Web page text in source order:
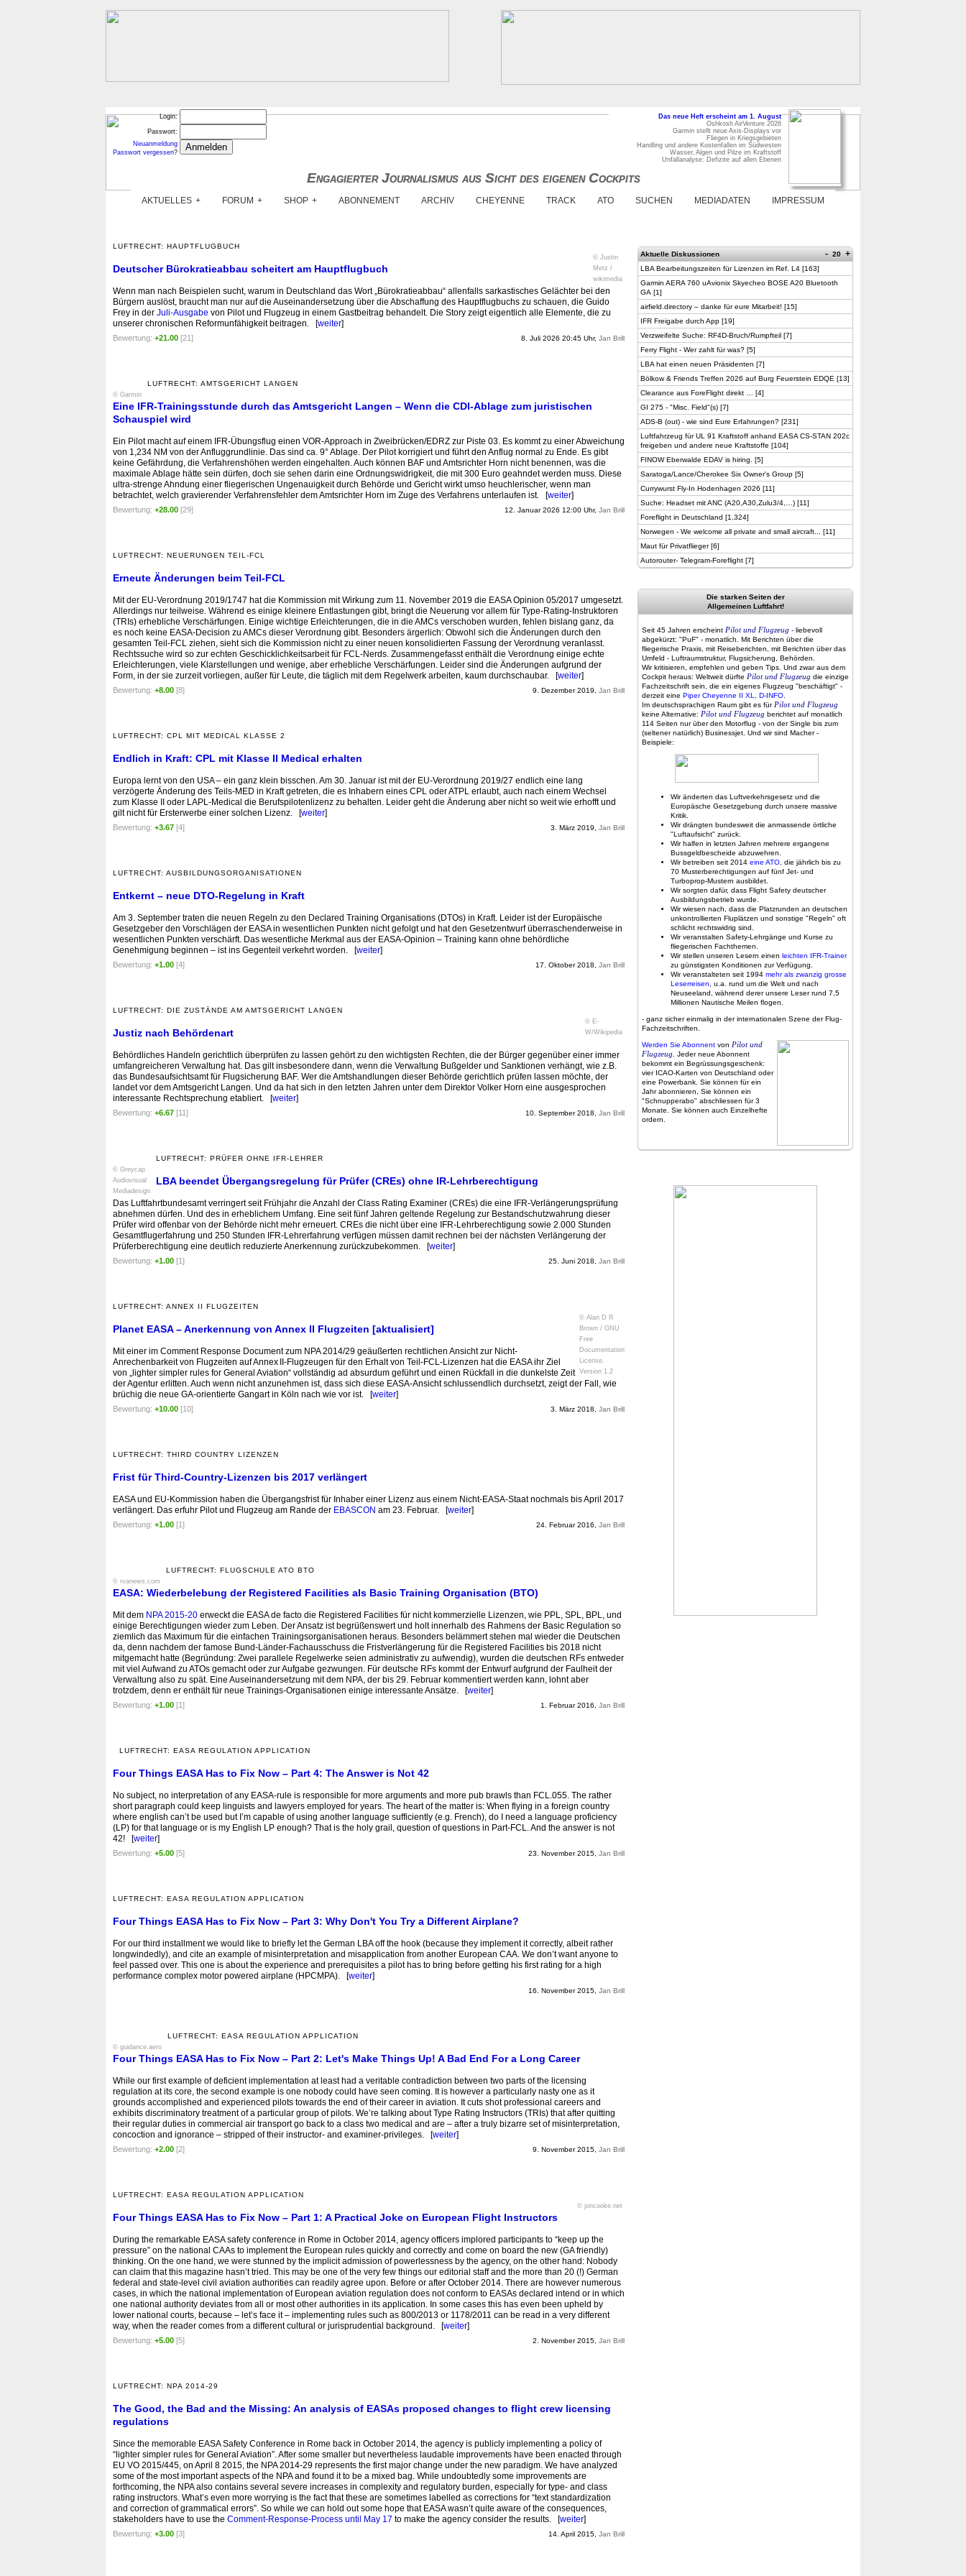
Login:
Passwort:
Neuanmeldung
Passwort vergessen?
Das neue Heft erscheint am 1. August
Oshkosh AirVenture 2026
Garmin stellt neue Axis-Displays vor
Fliegen in Kriegsgebieten
Handling und andere Kostenfallen im Südwesten
Wasser, Algen und Pilze im Kraftstoff
Unfallanalyse: Defizite auf allen Ebenen
Engagierter Journalismus aus Sicht des eigenen Cockpits
Engagierter Journalismus aus Sicht des eigenen Cockpits
AKTUELLES FORUM SHOP ABONNEMENT ARCHIV CHEYENNE TRACK ATO SUCHEN MEDIADATEN IMPRESSUM
© Justin
Metz /
wikimedia
LUFTRECHT: HAUPTFLUGBUCH
Deutscher Bürokratieabbau scheitert am Hauptflugbuch
Wenn man nach Beispielen sucht, warum in Deutschland das Wort „Bürokratie­abbau“ allenfalls sarkastisches Gelächter bei den
Bürgern auslöst, braucht man nur auf die Auseinandersetzung über die Abschaffung des Hauptflugbuchs zu schauen, die Guido
Frey in der Juli-Ausgabe von Pilot und Flugzeug in einem Gastbeitrag behandelt. Die Story zeigt eigentlich alle Elemente, die zu
unserer chronischen Reformunfähigkeit beitragen. [weiter]
Bewertung: +21.00 [21] 8. Juli 2026 20:45 Uhr, Jan Brill
© Garmin
LUFTRECHT: AMTSGERICHT LANGEN
Eine IFR-Trainingsstunde durch das Amtsgericht Langen – Wenn die CDI-Ablage zum juristischen
Schauspiel wird
Ein Pilot macht auf einem IFR-Übungsflug einen VOR-Approach in Zweibrücken/EDRZ zur Piste 03. Es kommt zu einer Abweichung
von 1,234 NM von der Anfluggrundlinie. Das sind ca. 9° Ablage. Der Pilot korrigiert und führt den Anflug normal zu Ende. Es gibt
keine Gefährdung, die Verfahrenshöhen werden eingehalten. Auch können BAF und Amtsrichter Horn nicht benennen, was die
maximale Ablage hätte sein dürfen, doch sie sehen darin eine Ordnungs­widrigkeit, die mit 300 Euro geahndet werden muss. Diese
ultra-strenge Ahndung einer fliegerischen Ungenauigkeit durch Behörde und Gericht wirkt umso heuchlerischer, wenn man
betrachtet, welch gravierender Verfahrensfehler dem Amtsrichter Horn im Zuge des Verfahrens unterlaufen ist. [weiter]
Bewertung: +28.00 [29] 12. Januar 2026 12:00 Uhr, Jan Brill
LUFTRECHT: NEUERUNGEN TEIL-FCL
Erneute Änderungen beim Teil-FCL
Mit der EU-Verordnung 2019/1747 hat die Kommission mit Wirkung zum 11. November 2019 die EASA Opinion 05/2017 umgesetzt.
Allerdings nur teilweise. Während es einige kleinere Entlastungen gibt, bringt die Neuerung vor allem für Type-Rating-Instruktoren
(TRIs) erhebliche Verschärfungen. Einige wichtige Erleichterungen, die in die AMCs verschoben wurden, fehlen bislang ganz, da
es noch keine EASA-Decision zu AMCs dieser Verordnung gibt. Besonders ärgerlich: Obwohl sich die Änderungen durch den
gesamten Teil-FCL ziehen, sieht sich die Kommission nicht zu einer neuen konsolidierten Fassung der Verordnung veranlasst.
Rechtssuche wird so zur echten Geschicklichkeitsarbeit für FCL-Nerds. Zusammengefasst enthält die Verordnung einige echte
Erleichterungen, viele Klarstellungen und wenige, aber erhebliche Verschärfungen. Leider sind die Änderungen aufgrund der
Form, in der sie zurzeit vorliegen, außer für Leute, die täglich mit dem Regelwerk arbeiten, kaum durchschaubar. [weiter]
Bewertung: +8.00 [8] 9. Dezember 2019, Jan Brill
LUFTRECHT: CPL MIT MEDICAL KLASSE 2
Endlich in Kraft: CPL mit Klasse II Medical erhalten
Europa lernt von den USA – ein ganz klein bisschen. Am 30. Januar ist mit der EU-Verordnung 2019/27 endlich eine lang
verzögerte Änderung des Teils-MED in Kraft getreten, die es Inhabern eines CPL oder ATPL erlaubt, auch nach einem Wechsel
zum Klasse II oder LAPL-Medical die Berufspilotenlizenz zu behalten. Leider geht die Änderung aber nicht so weit wie erhofft und
gilt nicht für Ersterwerbe einer solchen Lizenz. [weiter]
Bewertung: +3.67 [4] 3. März 2019, Jan Brill
LUFTRECHT: AUSBILDUNGSORGANISATIONEN
Entkernt – neue DTO-Regelung in Kraft
Am 3. September traten die neuen Regeln zu den Declared Training Organisations (DTOs) in Kraft. Leider ist der Europäische
Gesetzgeber den Vorschlägen der EASA in wesentlichen Punkten nicht gefolgt und hat den Gesetzentwurf überraschenderweise in
wesentlichen Punkten verschärft. Das wesentliche Merkmal aus der EASA-Opinion – Training kann ohne behördliche
Genehmigung beginnen – ist ins Gegenteil verkehrt worden. [weiter]
Bewertung: +1.00 [4] 17. Oktober 2018, Jan Brill
© E-
W/Wikipedia
LUFTRECHT: DIE ZUSTÄNDE AM AMTSGERICHT LANGEN
Justiz nach Behördenart
Behördliches Handeln gerichtlich überprüfen zu lassen gehört zu den wichtigsten Rechten, die der Bürger gegenüber einer immer
umfangreicheren Verwaltung hat. Das gilt insbesondere dann, wenn die Verwaltung Bußgelder und Sanktionen verhängt, wie z.B.
das Bundesaufsichtsamt für Flugsicherung BAF. Wer die Amtshandlungen dieser Behörde gerichtlich prüfen lassen möchte, der
landet vor dem Amtsgericht Langen. Und da hat sich in den letzten Jahren unter dem Direktor Volker Horn eine ausgesprochen
interessante Rechtsprechung etabliert. [weiter]
Bewertung: +6.67 [11] 10. September 2018, Jan Brill
© Greycap
Audiovisual
Mediadesign
LUFTRECHT: PRÜFER OHNE IFR-LEHRER
LBA beendet Übergangsregelung für Prüfer (CREs) ohne IR-Lehrberechtigung
Das Luftfahrtbundesamt verringert seit Frühjahr die Anzahl der Class Rating Examiner (CREs) die eine IFR-Verlängerungsprüfung
abnehmen dürfen. Und des in erheblichem Umfang. Eine seit fünf Jahren geltende Regelung zur Bestandschutzwahrung dieser
Prüfer wird offenbar von der Behörde nicht mehr erneuert. CREs die nicht über eine IFR-Lehrberechtigung sowie 2.000 Stunden
Gesamtflugerfahrung und 250 Stunden IFR-Lehrerfahrung verfügen müssen damit rechnen bei der nächsten Verlängerung der
Prüferberechtigung eine deutlich reduzierte Anerkennung zurückzubekommen. [weiter]
Bewertung: +1.00 [1] 25. Juni 2018, Jan Brill
© Alan D R
Brown / GNU
Free
Documentation
License,
Version 1.2
LUFTRECHT: ANNEX II FLUGZEITEN
Planet EASA – Anerkennung von Annex II Flugzeiten [aktualisiert]
Mit einer im Comment Response Document zum NPA 2014/29 geäußerten rechtlichen Ansicht zur Nicht-
Anrechenbarkeit von Flugzeiten auf Annex II-Flugzeugen für den Erhalt von Teil-FCL-Lizenzen hat die EASA ihr Ziel
von „lighter simpler rules for General Aviation“ vollständig ad absurdum geführt und einen Rückfall in die dunkelste Zeit
der Agentur erlitten. Auch wenn nicht anzunehmen ist, dass sich diese EASA-Ansicht schlussendlich durchsetzt, zeigt der Fall, wie
brüchig die neue GA-orientierte Gangart in Köln nach wie vor ist. [weiter]
Bewertung: +10.00 [10] 3. März 2018, Jan Brill
LUFTRECHT: THIRD COUNTRY LIZENZEN
Frist für Third-Country-Lizenzen bis 2017 verlängert
EASA und EU-Kommission haben die Übergangsfrist für Inhaber einer Lizenz aus einem Nicht-EASA-Staat nochmals bis April 2017
verlängert. Das erfuhr Pilot und Flugzeug am Rande der EBASCON am 23. Februar. [weiter]
Bewertung: +1.00 [1] 24. Februar 2016, Jan Brill
© rvanews.com
LUFTRECHT: FLUGSCHULE ATO BTO
EASA: Wiederbelebung der Registered Facilities als Basic Training Organisation (BTO)
Mit dem NPA 2015-20 erweckt die EASA de facto die Registered Facilities für nicht kommerzielle Lizenzen, wie PPL, SPL, BPL, und
einige Berechtigungen wieder zum Leben. Der Ansatz ist begrüßenswert und holt innerhalb des Rahmens der Basic Regulation so
ziemlich das Maximum für die einfachen Trainingsorganisationen heraus. Besonders belämmert stehen mal wieder die Deutschen
da, denn nachdem der famose Bund-Länder-Fachausschuss die Fristverlängerung für die Registered Facilities bis 2018 nicht
mitgemacht hatte (Begründung: Zwei parallele Regelwerke seien administrativ zu aufwendig), wurden die deutschen RFs entweder
mit viel Aufwand zu ATOs gemacht oder zur Aufgabe gezwungen. Für deutsche RFs kommt der Entwurf aufgrund der Faulheit der
Verwaltung also zu spät. Eine Auseinandersetzung mit dem NPA, der bis 29. Februar kommentiert werden kann, lohnt aber
trotzdem, denn er enthält für neue Trainings-Organisationen einige interessante Ansätze. [weiter]
Bewertung: +1.00 [1] 1. Februar 2016, Jan Brill
LUFTRECHT: EASA REGULATION APPLICATION
Four Things EASA Has to Fix Now – Part 4: The Answer is Not 42
No subject, no interpretation of any EASA-rule is responsible for more arguments and more pub brawls than FCL.055. The rather
short paragraph could keep linguists and lawyers employed for years. The heart of the matter is: When flying in a foreign country
where english can’t be used but I’m capable of using another language sufficiently (e.g. French), do I need a language proficiency
(LP) for that language or is my English LP enough? That is the holy grail, question of questions in Part-FCL. And the answer is not
42! [weiter]
Bewertung: +5.00 [5] 23. November 2015, Jan Brill
LUFTRECHT: EASA REGULATION APPLICATION
Four Things EASA Has to Fix Now – Part 3: Why Don't You Try a Different Airplane?
For our third installment we would like to briefly let the German LBA off the hook (because they implement it correctly, albeit rather
longwindedly), and cite an example of misinterpretation and misapplication from another European CAA. We don’t want anyone to
feel passed over. This one is about the experience and prerequisites a pilot has to bring before getting his first rating for a high
performance complex motor powered airplane (HPCMPA). [weiter]
16. November 2015, Jan Brill
© guidance.aero
LUFTRECHT: EASA REGULATION APPLICATION
Four Things EASA Has to Fix Now – Part 2: Let's Make Things Up! A Bad End For a Long Career
While our first example of deficient implementation at least had a veritable contradiction between two parts of the licensing
regulation at its core, the second example is one nobody could have seen coming. It is however a particularly nasty one as it
grounds accomplished and experienced pilots towards the end of their career in aviation. It cuts shot professional careers and
exhibits discriminatory treatment of a particular group of pilots. We’re talking about Type Rating Instructors (TRIs) that after quitting
their regular duties in commercial air transport go back to a class two medical and are – after a truly bizarre set of misinterpretation,
concoction and ignorance – stripped of their instructor- and examiner-privileges. [weiter]
Bewertung: +2.00 [2] 9. November 2015, Jan Brill
© joncooke.net
LUFTRECHT: EASA REGULATION APPLICATION
Four Things EASA Has to Fix Now – Part 1: A Practical Joke on European Flight Instructors
During the remarkable EASA safety conference in Rome in October 2014, agency officers implored participants to “keep up the
pressure” on the national CAAs to implement the European rules quickly and correctly and come on board the new (GA friendly)
thinking. On the one hand, we were stunned by the implicit admission of powerlessness by the agency, on the other hand: Nobody
can claim that this magazine hasn’t tried. This may be one of the very few things our editorial staff and the more than 20 (!) German
federal and state-level civil aviation authorities can readily agree upon. Before or after October 2014. There are however numerous
cases, in which the national implementation of European aviation regulation does not conform to EASAs declared intend or in which
one national authority deviates from all or most other authorities in its application. In some cases this has even been upheld by
lower national courts, because – let’s face it – implementing rules such as 800/2013 or 1178/2011 can be read in a very different
way, when the reader comes from a different cultural or jurisprudential background. [weiter]
Bewertung: +5.00 [5] 2. November 2015, Jan Brill
LUFTRECHT: NPA 2014-29
The Good, the Bad and the Missing: An analysis of EASAs proposed changes to flight crew licensing
regulations
Since the memorable EASA Safety Conference in Rome back in October 2014, the agency is publicly implementing a policy of
“lighter simpler rules for General Aviation”. After some smaller but nevertheless laudable improvements have been enacted through
EU VO 2015/445, on April 8 2015, the NPA 2014-29 represents the first major change under the new paradigm. We have analyzed
some of the most important aspects of the NPA and found it to be a mixed bag. While undoubtedly some improvements are
forthcoming, the NPA also contains several severe increases in complexity and regulatory burden, especially for type- and class
rating instructors. What’s even more worrying is the fact that these are sometimes labelled as corrections for “text standardization
and correction of grammatical errors”. So while we can hold out some hope that EASA wasn’t quite aware of the consequences,
stakeholders have to use the Comment-Response-Process until May 17 to make the agency consider the results. [weiter]
Bewertung: +3.00 [3] 14. April 2015, Jan Brill
Aktuelle Diskussionen - 20 +
LBA Bearbeitungszeiten für Lizenzen im Ref. L4 [163]
Garmin AERA 760 uAvionix Skyecheo BOSE A20 Bluetooth
GA [1]
airfield.directory – danke für eure Mitarbeit! [15]
IFR Freigabe durch App [19]
Verzweifelte Suche: RF4D-Bruch/Rumpfteil [7]
Ferry Flight - Wer zahlt für was? [5]
LBA hat einen neuen Präsidenten [7]
Bölkow & Friends Treffen 2026 auf Burg Feuerstein EDQE [13]
Clearance aus ForeFlight direkt …
[4]
GI 275 - "Misc. Field"(s) [7]
ADS-B (out) - wie sind Eure Erfahrungen? [231]
Luftfahrzeug für UL 91 Kraftstoff anhand EASA CS-STAN 202c
freigeben und andere neue Kraftstoffe [104]
FINOW Eberwalde EDAV is hiring.
[5]
Saratoga/Lance/Cherokee Six Owner's Group [5]
Currywurst Fly-In Hodenhagen 2026 [11]
Suche: Headset mit ANC (A20,A30,Zulu3/4,…) [11]
Foreflight in Deutschland [1,324]
Norwegen - We welcome all private and small aircraft...
[11]
Maut für Privatflieger[6]
Autorouter- Telegram-Foreflight [7]
Die starken Seiten der
Allgemeinen Luftfahrt!
Seit 45 Jahren erscheint Pilot und Flugzeug - liebevoll
abgekürzt: "PuF" - monatlich. Mit Berichten über die
fliegerische Praxis, mit Reiseberichten, mit Berichten über das
Umfeld - Luftraumstruktur, Flugsicherung, Behörden.
Wir kritisieren, empfehlen und geben Tips. Und zwar aus dem
Cockpit heraus: Weltweit dürfte Pilot und Flugzeug die einzige
Fachzeitschrift sein, die ein eigenes Flugzeug "beschäftigt" -
derzeit eine Piper Cheyenne II XL, D-INFO
Im deutschsprachigen Raum gibt es für Pilot und Flugzeug
keine Alternative: Pilot und Flugzeug berichtet auf monatlich
114 Seiten nur über den Motorflug - von der Single bis zum
(seltener natürlich) Businessjet. Und wir sind Macher -
Beispiele:
Wir änderten das Luftverkehrsgesetz und die
Europäsche Gesetzgebung durch unsere massive
Kritik.
Wir drängten bundesweit die anmassende örtliche
"Luftaufsicht" zurück.
Wir halfen in letzten Jahren mehrere ergangene
Bussgeldbescheide abzuwehren.
Wir betreiben seit 2014 eine ATO , die jährlich bis zu
70 Musterberechtigungen auf fünf Jet- und
Turboprop-Mustern ausbildet.
Wir sorgten dafür, dass Flight Safety deutscher
Ausbildungsbetrieb wurde.
Wir wiesen nach, dass die Platzrunden an deutschen
unkontrollierten Fluplätzen und sonstige "Regeln" oft
schlicht rechtswidrig sind.
Wir veranstalten Safety-Lehrgänge und Kurse zu
fliegerischen Fachthemen.
Wir stellen unseren Lesern einen leichten IFR-Trainer
zu günstigsten Konditionen zur Verfügung.
Wir veranstalteten seit 1994 mehr als zwanzig grosse
Leserreisen , u.a. rund um die Welt und nach
Neuseeland, während derer unsere Leser rund 7,5
Millionen Nautische Meilen flogen.
- ganz sicher einmalig in der internationalen Szene der Flug-
Fachzeitschriften.
Werden Sie Abonnent von Pilot und
Flugzeug . Jeder neue Abonnent
bekommt ein Begrüssungsgeschenk:
vier ICAO-Karten von Deutschland oder
eine Powerbank. Sie können für ein
Jahr abonnieren, Sie können ein
"Schnupperabo" abschliessen für 3
Monate. Sie können auch Einzelhefte
ordern.